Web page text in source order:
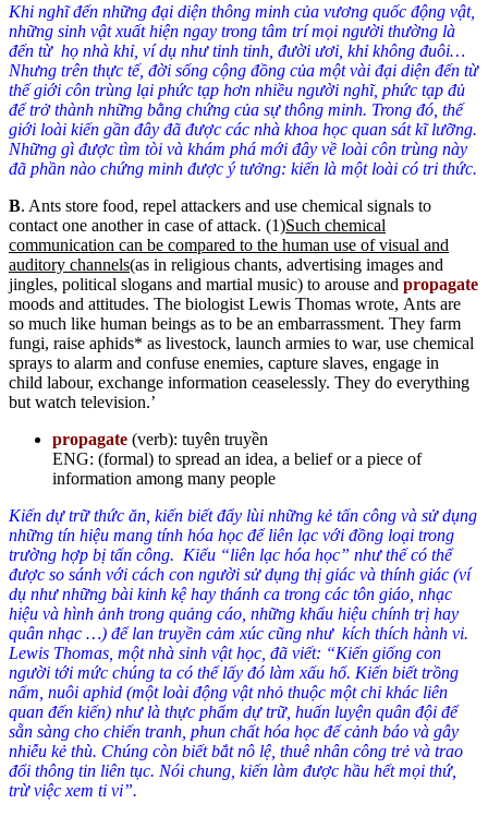
Khi nghĩ đến những đại diện thông minh của vương quốc động vật,
những sinh vật xuất hiện ngay trong tâm trí mọi người thường là
đến từ họ nhà khỉ, ví dụ như tinh tinh, đười ươi, khỉ không đuôi…
Nhưng trên thực tế, đời sống cộng đồng của một vài đại diện đến từ
thế giới côn trùng lại phức tạp hơn nhiều người nghĩ, phức tạp đủ
để trở thành những bằng chứng của sự thông minh. Trong đó, thế
giới loài kiến gần đây đã được các nhà khoa học quan sát kĩ lưỡng.
Những gì được tìm tòi và khám phá mới đây về loài côn trùng này
đã phần nào chứng minh được ý tưởng: kiến là một loài có tri thức.
B. Ants store food, repel attackers and use chemical signals to
contact one another in case of attack. (1)Such chemical
communication can be compared to the human use of visual and
auditory channels(as in religious chants, advertising images and
jingles, political slogans and martial music) to arouse and propagate
moods and attitudes. The biologist Lewis Thomas wrote, Ants are
so much like human beings as to be an embarrassment. They farm
fungi, raise aphids* as livestock, launch armies to war, use chemical
sprays to alarm and confuse enemies, capture slaves, engage in
child labour, exchange information ceaselessly. They do everything
but watch television.’
propagate (verb): tuyên truyền
ENG: (formal) to spread an idea, a belief or a piece of
information among many people
Kiến dự trữ thức ăn, kiến biết đẩy lùi những kẻ tấn công và sử dụng
những tín hiệu mang tính hóa học để liên lạc với đồng loại trong
trường hợp bị tấn công. Kiểu “liên lạc hóa học” như thế có thể
được so sánh với cách con người sử dụng thị giác và thính giác (ví
dụ như những bài kinh kệ hay thánh ca trong các tôn giáo, nhạc
hiệu và hình ảnh trong quảng cáo, những khẩu hiệu chính trị hay
quân nhạc …) để lan truyền cảm xúc cũng như kích thích hành vi.
Lewis Thomas, một nhà sinh vật học, đã viết: “Kiến giống con
người tới mức chúng ta có thể lấy đó làm xấu hổ. Kiến biết trồng
nấm, nuôi aphid (một loài động vật nhỏ thuộc một chi khác liên
quan đến kiến) như là thực phẩm dự trữ, huấn luyện quân đội để
sẵn sàng cho chiến tranh, phun chất hóa học để cảnh báo và gây
nhiễu kẻ thù. Chúng còn biết bắt nô lệ, thuê nhân công trẻ và trao
đổi thông tin liên tục. Nói chung, kiến làm được hầu hết mọi thứ,
trừ việc xem ti vi”.